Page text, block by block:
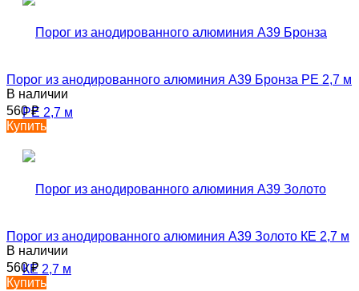
Порог из анодированного алюминия А39 Бронза РЕ 2,7 м
В наличии
560₽
Купить
Порог из анодированного алюминия А39 Золото КЕ 2,7 м
В наличии
560₽
Купить